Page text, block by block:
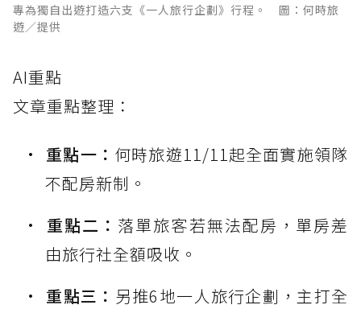
專為獨自出遊打造六支《一人旅行企劃》行程。 圖：何時旅
遊／提供
AI重點
文章重點整理：
重點一： 何時旅遊11/11起全面實施領隊
不配房新制。
重點二： 落單旅客若無法配房，單房差
由旅行社全額吸收。
重點三： 另推6地一人旅行企劃，主打全